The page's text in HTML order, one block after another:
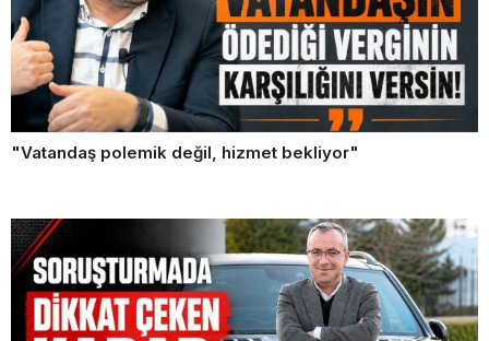
"Vatandaş polemik değil, hizmet bekliyor"